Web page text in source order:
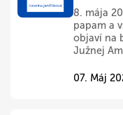
8. mája
papam a
objaví na
Južnej
07. Máj